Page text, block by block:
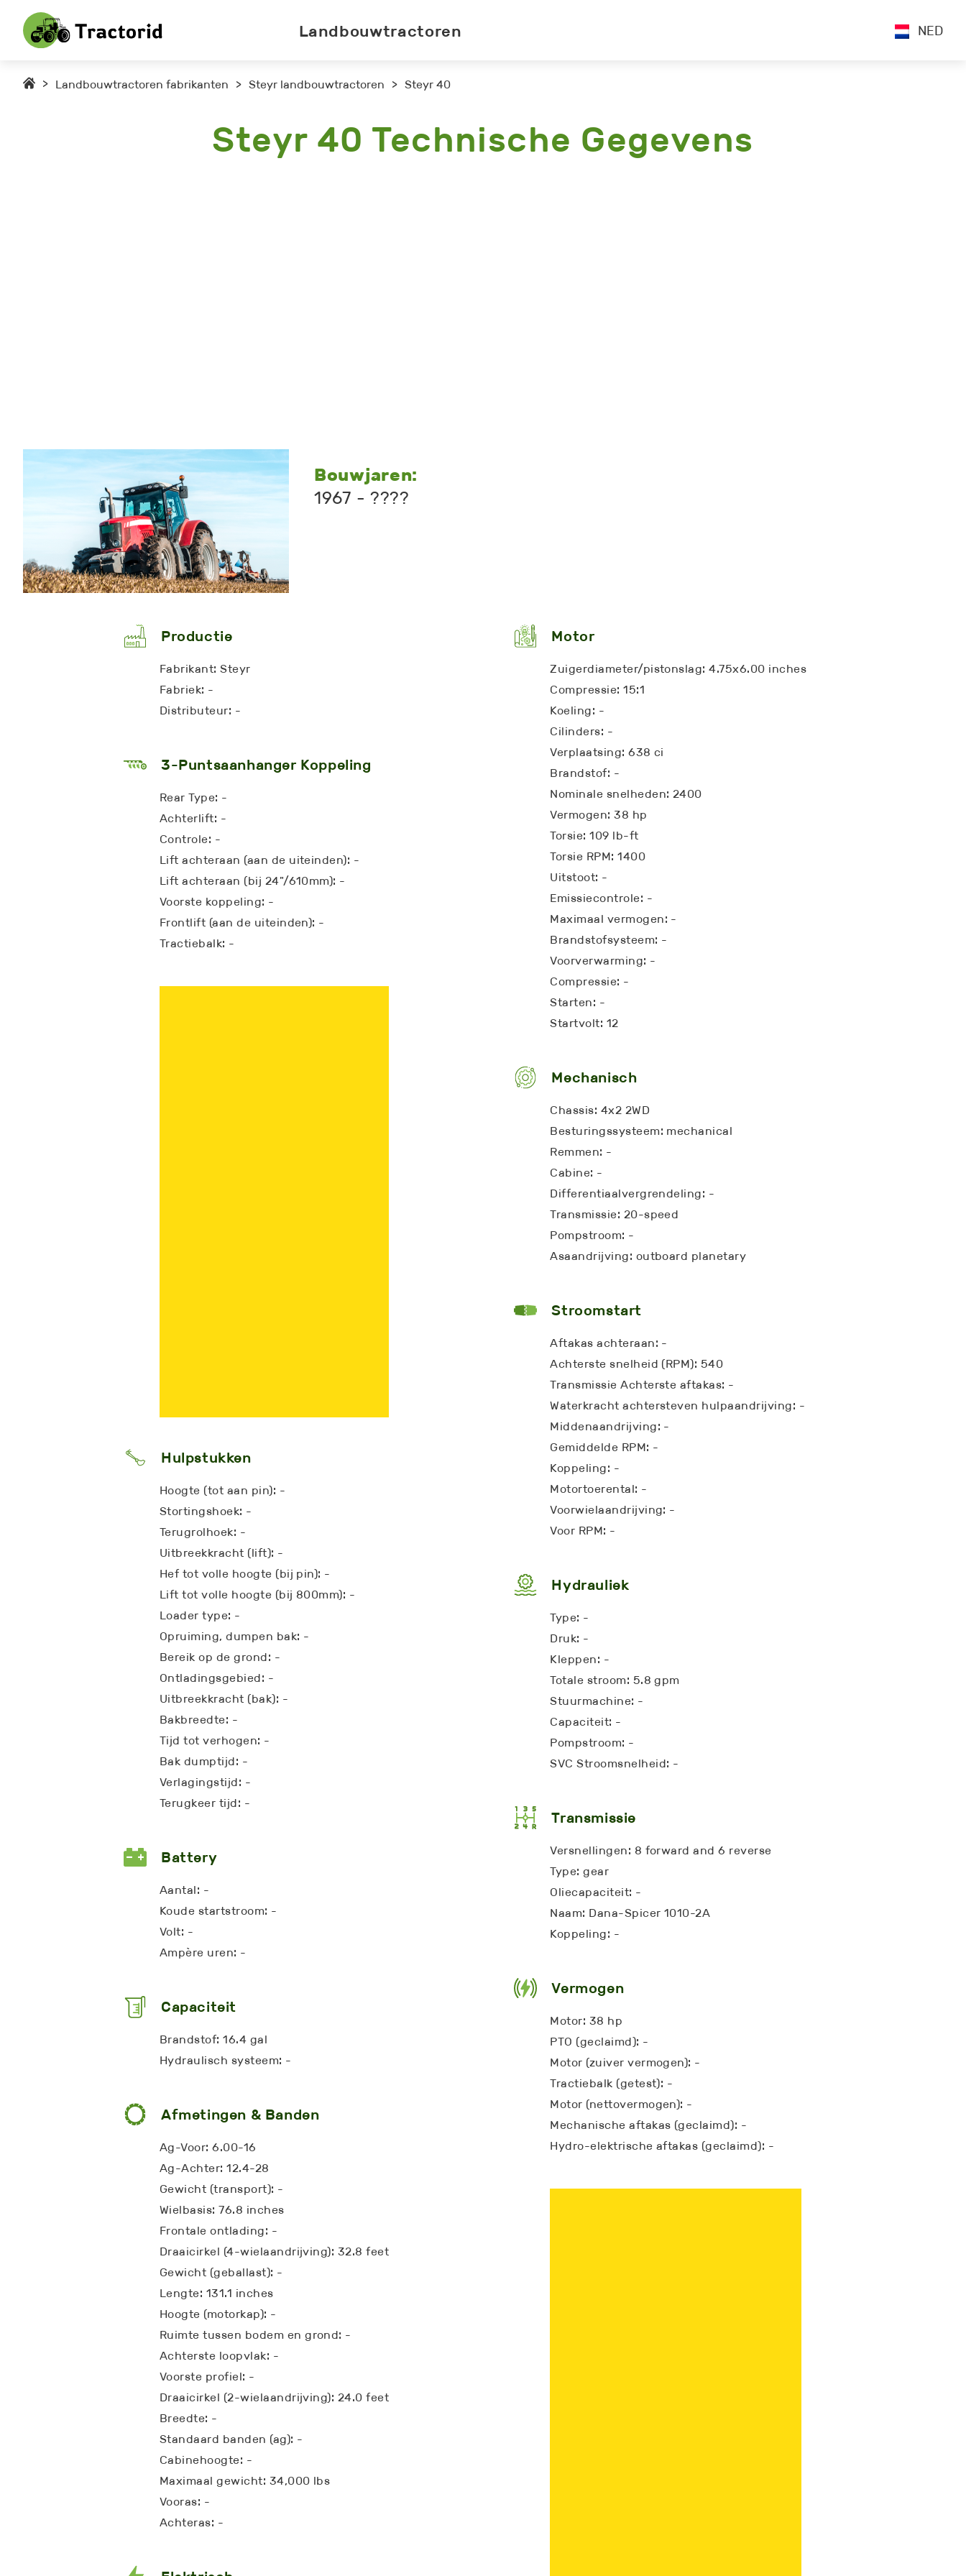
Landbouwtractoren NED
> Landbouwtractoren fabrikanten > Steyr landbouwtractoren > Steyr 40
Steyr 40 Technische Gegevens
Bouwjaren:
1967 - ????
Productie
Fabrikant: Steyr
Fabriek: -
Distributeur: -
3-Puntsaanhanger Koppeling
Rear Type: -
Achterlift: -
Controle: -
Lift achteraan (aan de uiteinden): -
Lift achteraan (bij 24"/610mm): -
Voorste koppeling: -
Frontlift (aan de uiteinden): -
Tractiebalk: -
Hulpstukken
Hoogte (tot aan pin): -
Stortingshoek: -
Terugrolhoek: -
Uitbreekkracht (lift): -
Hef tot volle hoogte (bij pin): -
Lift tot volle hoogte (bij 800mm): -
Loader type: -
Opruiming, dumpen bak: -
Bereik op de grond: -
Ontladingsgebied: -
Uitbreekkracht (bak): -
Bakbreedte: -
Tijd tot verhogen: -
Bak dumptijd: -
Verlagingstijd: -
Terugkeer tijd: -
Battery
Aantal: -
Koude startstroom: -
Volt: -
Ampère uren: -
Capaciteit
Brandstof: 16.4 gal
Hydraulisch systeem: -
Afmetingen & Banden
Ag-Voor: 6.00-16
Ag-Achter: 12.4-28
Gewicht (transport): -
Wielbasis: 76.8 inches
Frontale ontlading: -
Draaicirkel (4-wielaandrijving): 32.8 feet
Gewicht (geballast): -
Lengte: 131.1 inches
Hoogte (motorkap): -
Ruimte tussen bodem en grond: -
Achterste loopvlak: -
Voorste profiel: -
Draaicirkel (2-wielaandrijving): 24.0 feet
Breedte: -
Standaard banden (ag): -
Cabinehoogte: -
Maximaal gewicht: 34,000 lbs
Vooras: -
Achteras: -
Motor
Zuigerdiameter/pistonslag: 4.75x6.00 inches
Compressie: 15:1
Koeling: -
Cilinders: -
Verplaatsing: 638 ci
Brandstof: -
Nominale snelheden: 2400
Vermogen: 38 hp
Torsie: 109 lb-ft
Torsie RPM: 1400
Uitstoot: -
Emissiecontrole: -
Maximaal vermogen: -
Brandstofsysteem: -
Voorverwarming: -
Compressie: -
Starten: -
Startvolt: 12
Mechanisch
Chassis: 4x2 2WD
Besturingssysteem: mechanical
Remmen: -
Cabine: -
Differentiaalvergrendeling: -
Transmissie: 20-speed
Pompstroom: -
Asaandrijving: outboard planetary
Stroomstart
Aftakas achteraan: -
Achterste snelheid (RPM): 540
Transmissie Achterste aftakas: -
Waterkracht achtersteven hulpaandrijving: -
Middenaandrijving: -
Gemiddelde RPM: -
Koppeling: -
Motortoerental: -
Voorwielaandrijving: -
Voor RPM: -
Hydrauliek
Type: -
Druk: -
Kleppen: -
Totale stroom: 5.8 gpm
Stuurmachine: -
Capaciteit: -
Pompstroom: -
SVC Stroomsnelheid: -
Transmissie
Versnellingen: 8 forward and 6 reverse
Type: gear
Oliecapaciteit: -
Naam: Dana-Spicer 1010-2A
Koppeling: -
Vermogen
Motor: 38 hp
PTO (geclaimd): -
Motor (zuiver vermogen): -
Tractiebalk (getest): -
Motor (nettovermogen): -
Mechanische aftakas (geclaimd): -
Hydro-elektrische aftakas (geclaimd): -